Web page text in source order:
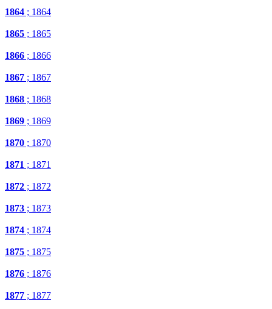
1864 ; 1864
1865 ; 1865
1866 ; 1866
1867 ; 1867
1868 ; 1868
1869 ; 1869
1870 ; 1870
1871 ; 1871
1872 ; 1872
1873 ; 1873
1874 ; 1874
1875 ; 1875
1876 ; 1876
1877 ; 1877